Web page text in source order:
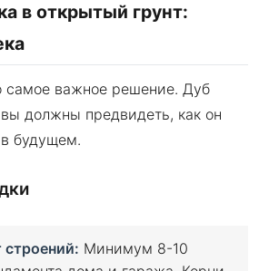
в открытый грунт:
важное решение. Дуб
должны предвидеть, как он
будущем.
строений: Минимум 8-10